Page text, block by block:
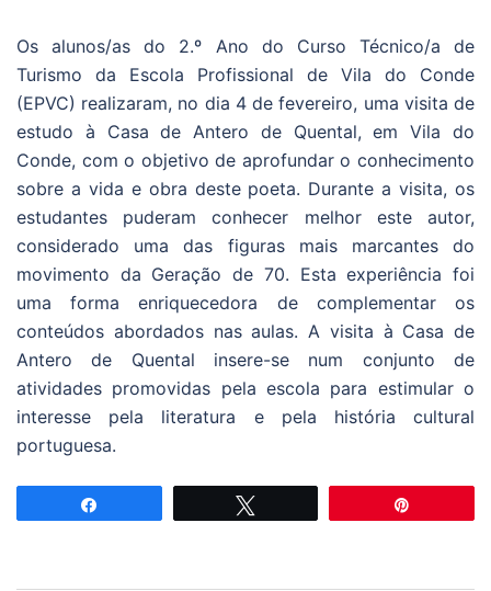
Os alunos/as do 2.º Ano do Curso Técnico/a de
Turismo da Escola Profissional de Vila do Conde
(EPVC) realizaram, no dia 4 de fevereiro, uma visita de
estudo à Casa de Antero de Quental, em Vila do
Conde, com o objetivo de aprofundar o conhecimento
sobre a vida e obra deste poeta. Durante a visita, os
estudantes puderam conhecer melhor este autor,
considerado uma das figuras mais marcantes do
movimento da Geração de 70. Esta experiência foi
uma forma enriquecedora de complementar os
conteúdos abordados nas aulas. A visita à Casa de
Antero de Quental insere-se num conjunto de
atividades promovidas pela escola para estimular o
interesse pela literatura e pela história cultural
portuguesa.